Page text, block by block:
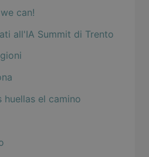
can!
all'IA Summit di Trento
huellas el camino